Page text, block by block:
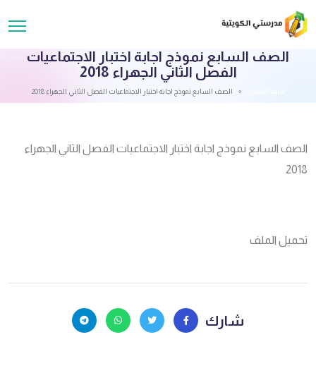
الصف السابع نموذج اجابة اختبار الاجتماعيات
الفصل الثاني الجهراء 2018
الصف السابع نموذج اجابة اختبار الاجتماعيات الفصل الثاني الجهراء 2018
الصف السابع نموذج اجابة اختبار الاجتماعيات الفصل الثاني الجهراء
2018
تحميل الملف
شارك